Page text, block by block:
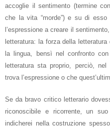
accoglie il sentimento (termine
che la vita “morde”) e su di
l’espressione a creare il
letteratura: la forza della
la lingua, bensì nel confronto
letteratura sta proprio, perciò,
trova l’espressione o che
Se da bravo critico letterario
riconoscibile e ricorrente, un
indicherei nella costruzione